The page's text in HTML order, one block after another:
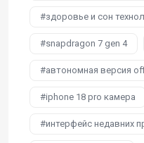
здоровье и сон
snapdragon 7 gen 4
автономная версия
iphone 18 pro камера
интерфейс недавних